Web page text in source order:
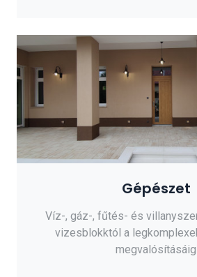
Gépészet
Víz-, gáz-, fűtés- és
vizesblokktól a
megvalósításáig